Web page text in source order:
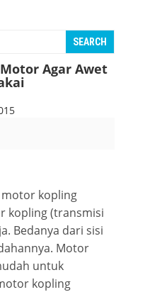
Agar Awet
motor kopling
kopling (transmisi
Bedanya dari sisi
Motor
untuk
kopling